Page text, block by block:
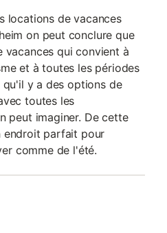
locations de vacances
on peut conclure que
vacances qui convient à
et à toutes les périodes
y a des options de
toutes les
peut imaginer. De cette
endroit parfait pour
comme de l'été.